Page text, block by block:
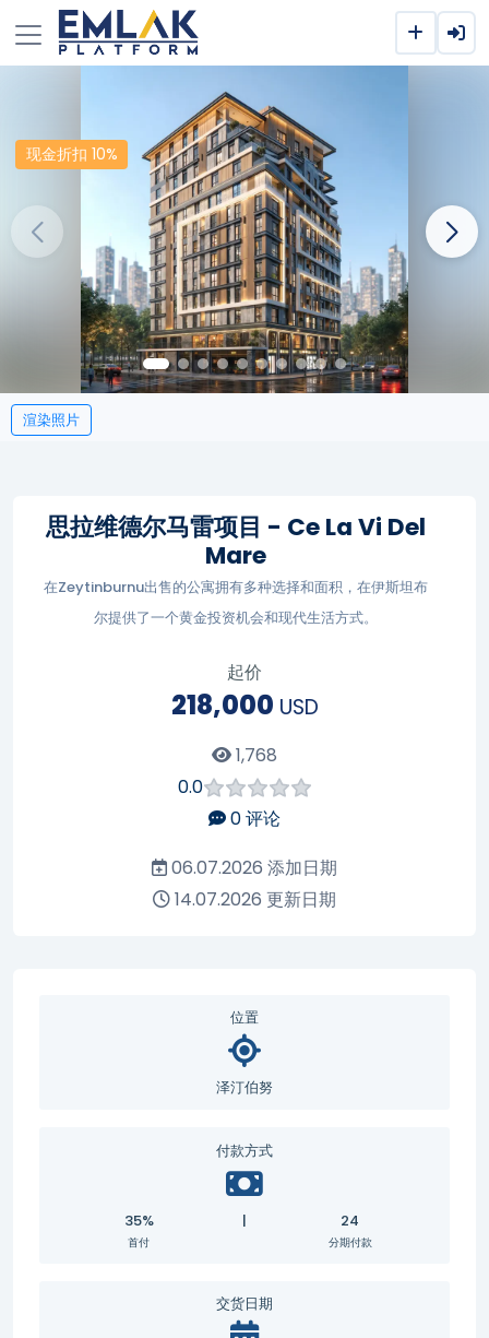
现金折扣 10%
渲染照片
思拉维德尔马雷项目 - Ce La Vi Del
Mare
在Zeytinburnu出售的公寓拥有多种选择和面积，在伊斯坦布
尔提供了一个黄金投资机会和现代生活方式。
起价
218,000 USD
1,768
0.0
0评论
06.07.2026 添加日期
14.07.2026 更新日期
位置
泽汀伯努
付款方式
35%
首付
| 24
分期付款
交货日期